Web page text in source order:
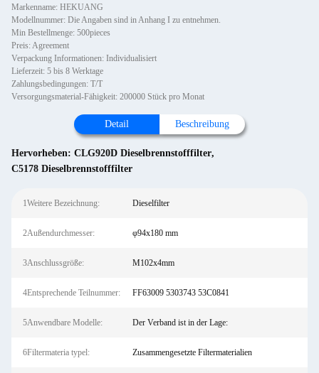
Markenname: HEKUANG
Modellnummer: Die Angaben sind in Anhang I zu entnehmen.
Min Bestellmenge: 500pieces
Preis: Agreement
Verpackung Informationen: Individualisiert
Lieferzeit: 5 bis 8 Werktage
Zahlungsbedingungen: T/T
Versorgungsmaterial-Fähigkeit: 200000 Stück pro Monat
Detail Beschreibung
Hervorheben: CLG920D Dieselbrennstofffilter,
C5178 Dieselbrennstofffilter
1Weitere Bezeichnung: Dieselfilter
2Außendurchmesser: φ94x180 mm
3Anschlussgröße: M102x4mm
4Entsprechende Teilnummer: FF63009 5303743 53C0841
5Anwendbare Modelle: Der Verband ist in der Lage:
6Filtermateria typel: Zusammengesetzte Filtermaterialien